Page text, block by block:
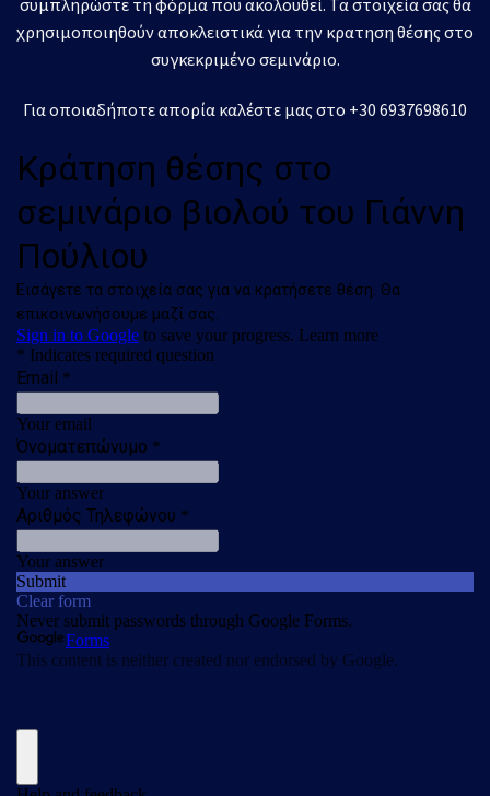
συμπληρώστε τη φόρμα που ακολουθεί. Τα στοιχεία σας θα
χρησιμοποιηθούν αποκλειστικά για την κρατηση θέσης στο
συγκεκριμένο σεμινάριο.
Για οποιαδήποτε απορία καλέστε μας στο +30 6937698610